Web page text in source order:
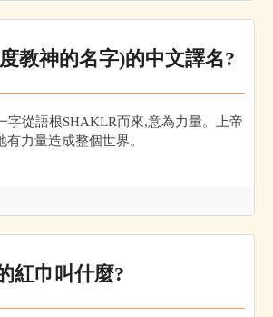
教神的名字)的中文譯名?
字從語根SHAKLR而來,意為力量。上帝
有力量造成整個世界。
紅巾叫什麼?